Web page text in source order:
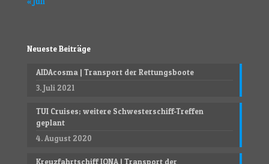
Neueste Beiträge
AIDAcosma | Transport der Rettungsboote
3. Juli 2021
TUI Cruises; weitere Schwesterschiff-Treffen
geplant
4. August 2020
Kreuzfahrtschiff IONA | Transport der